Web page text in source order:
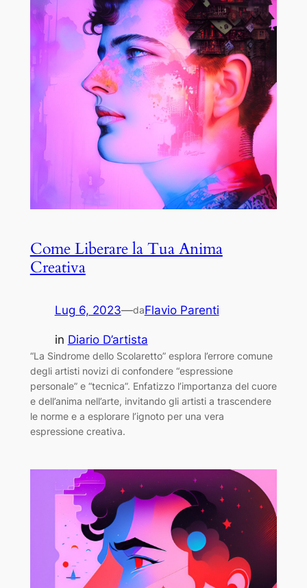
Come Liberare la Tua Anima
Creativa
Lug 6, 2023—daFlavio Parenti
in Diario D’artista
“La Sindrome dello Scolaretto” esplora l’errore comune
degli artisti novizi di confondere “espressione
personale” e “tecnica”. Enfatizzo l’importanza del cuore
e dell’anima nell’arte, invitando gli artisti a trascendere
le norme e a esplorare l’ignoto per una vera
espressione creativa.